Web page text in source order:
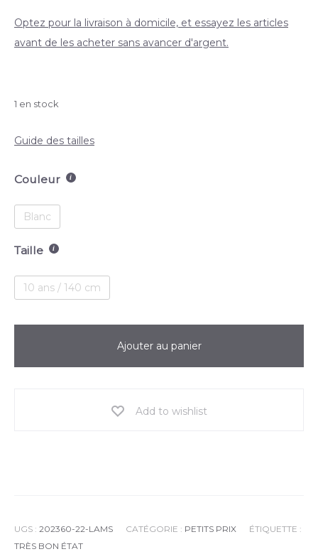
Optez pour la livraison à domicile, et essayez les articles
avant de les acheter sans avancer d'argent.
1 en stock
Guide des tailles
Couleur
Blanc
Taille
10 ans / 140 cm
Ajouter au panier
Add to wishlist
UGS : 202360-22-LAMS CATÉGORIE : PETITS PRIX
ÉTIQUETTE :
TRÈS BON ÉTAT